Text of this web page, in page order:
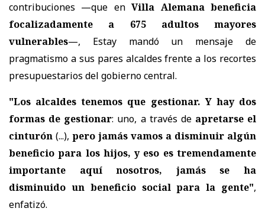
contribuciones —que enVilla Alemana beneficia
focalizadamente a 675 adultos mayores
vulnerables—, Estay mandó un mensaje de
pragmatismo a sus pares alcaldes frente a los recortes
presupuestarios del gobierno central.
"Los alcaldes tenemos que gestionar. Y hay dos
formas de gestionar: uno, a través de apretarse el
cinturón (...), pero jamás vamos a disminuir algún
beneficio para los hijos, y eso es tremendamente
importante aquí nosotros, jamás se ha
disminuido un beneficio social para la gente",
enfatizó.